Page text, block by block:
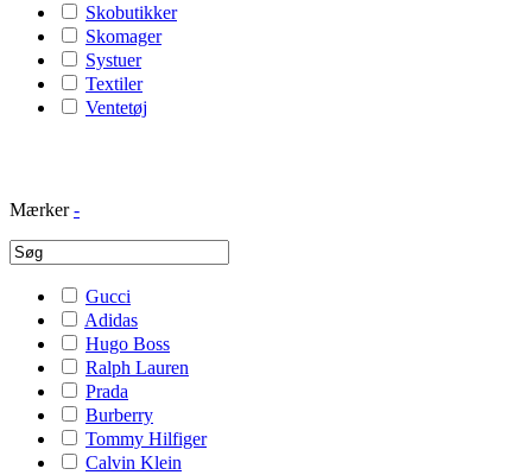
Skobutikker
Skomager
Systuer
Textiler
Ventetøj
Mærker -
Gucci
Adidas
Hugo Boss
Ralph Lauren
Prada
Burberry
Tommy Hilfiger
Calvin Klein